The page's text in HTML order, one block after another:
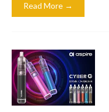
Read More →